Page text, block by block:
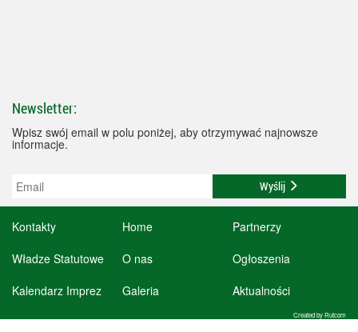
Newsletter:
Wpisz swój email w polu poniżej, aby otrzymywać najnowsze
informacje.
Wyślij
Kontakty Home
Partnerzy
Władze Statutowe
O nas
Ogłoszenia
Kalendarz Imprez
Galeria Aktualności
Created by Rutcom